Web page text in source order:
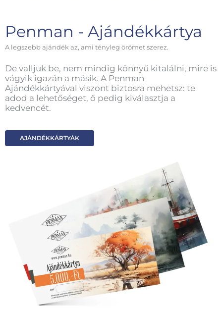
Penman - Ajándékkártya
A legszebb ajándék az, ami tényleg örömet szerez.
De valljuk be, nem mindig könnyű kitalálni, mire is
vágyik igazán a másik. A Penman
Ajándékkártyával viszont biztosra mehetsz: te
adod a lehetőséget, ő pedig kiválasztja a
kedvencét.
AJÁNDÉKKÁRTYÁK